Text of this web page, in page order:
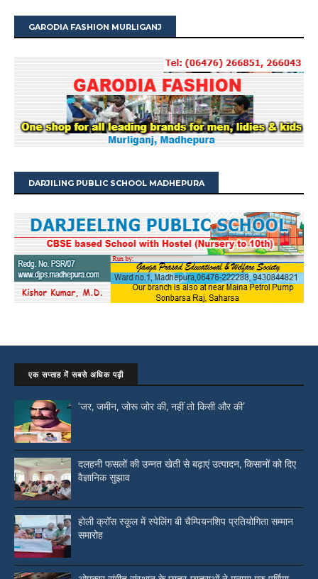
GARODIA FASHION MURLIGANJ
DARJILING PUBLIC SCHOOL MADHEPURA
एक सप्ताह में सबसे अधिक पढ़ी
‘जर, जमीन, जोरू जोर की, नहीं तो किसी और की’
दलहनी फसलों की उन्नत खेती से बढ़ाएं उत्पादन, किसानों को दिए
वैज्ञानिक सुझाव
होली क्रॉस स्कूल में स्पेलिंग बी चैम्पियनशिप प्रतियोगिता सम्मान
समारोह